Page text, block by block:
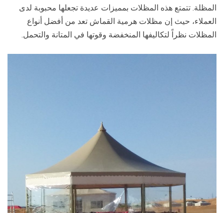
المظلة. تتمتع هذه المظلات بمميزات عديدة تجعلها محبوبة لدى
العملاء، حيث إن مظلات هرمية القماش تعد من أفضل أنواع
المظلات نظراً لتكاليفها المنخفضة وقوتها في المتانة والتحمل.